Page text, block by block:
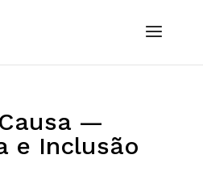
—
e Inclusão